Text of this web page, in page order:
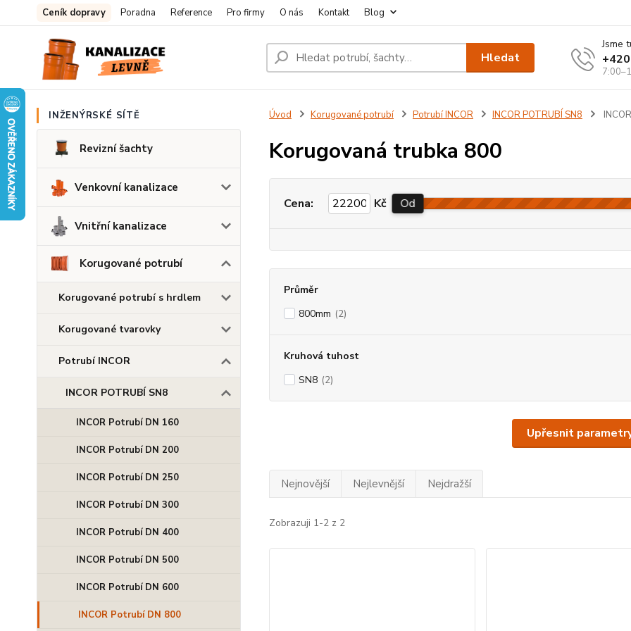
Ceník dopravy Poradna Reference Pro firmy O nás Kontakt Blog
Hledat
Jsme
INŽENÝRSKÉ SÍTĚ
Revizní šachty
Venkovní kanalizace
Vnitřní kanalizace
Korugované potrubí
Korugované potrubí s hrdlem
Korugované tvarovky
Potrubí INCOR
INCOR POTRUBÍ SN8
INCOR Potrubí DN 160
INCOR Potrubí DN 200
INCOR Potrubí DN 250
INCOR Potrubí DN 300
INCOR Potrubí DN 400
INCOR Potrubí DN 500
INCOR Potrubí DN 600
INCOR Potrubí DN 800
Úvod Korugované potrubí Potrubí INCOR INCOR POTRUBÍ SN8
Korugovaná trubka 800
Upřesnit
Cena: Kč Od
Průměr
800mm (2)
Kruhová tuhost
SN8 (2)
Nejnovější Nejlevnější Nejdražší
Zobrazuji 1-2 z 2